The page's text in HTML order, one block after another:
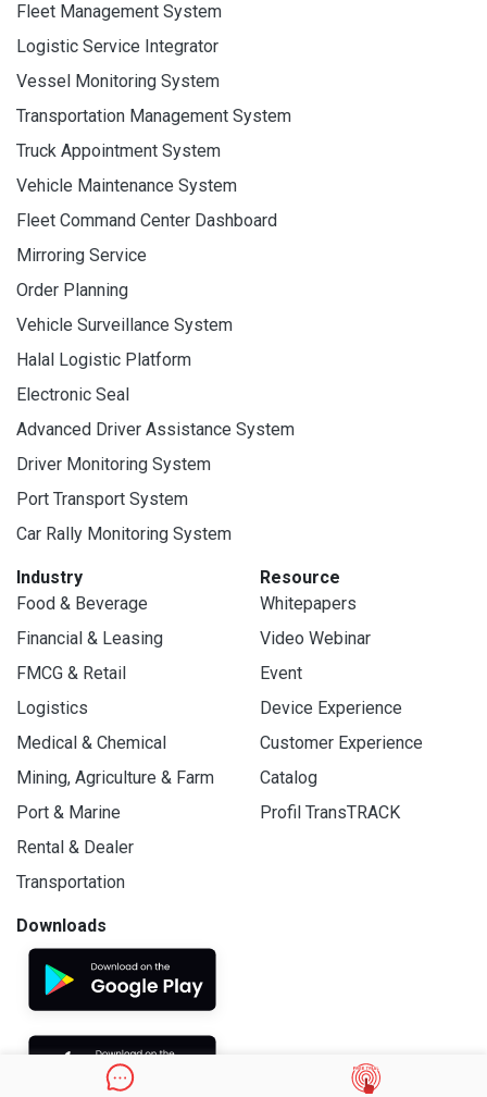
Fleet Management System
Logistic Service Integrator
Vessel Monitoring System
Transportation Management System
Truck Appointment System
Vehicle Maintenance System
Fleet Command Center Dashboard
Mirroring Service
Order Planning
Vehicle Surveillance System
Halal Logistic Platform
Electronic Seal
Advanced Driver Assistance System
Driver Monitoring System
Port Transport System
Car Rally Monitoring System
Industry
Food & Beverage
Financial & Leasing
FMCG & Retail
Logistics
Medical & Chemical
Mining, Agriculture & Farm
Port & Marine
Rental & Dealer
Transportation
Resource
Whitepapers
Video Webinar
Event
Device Experience
Customer Experience
Catalog
Profil TransTRACK
Downloads